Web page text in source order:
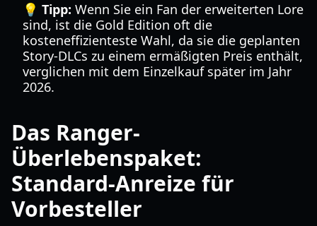
💡 Tipp: Wenn Sie ein Fan der erweiterten Lore
sind, ist die Gold Edition oft die
kosteneffizienteste Wahl, da sie die geplanten
Story-DLCs zu einem ermäßigten Preis enthält,
verglichen mit dem Einzelkauf später im Jahr
2026.
Das Ranger-
Überlebenspaket:
Standard-Anreize für
Vorbesteller